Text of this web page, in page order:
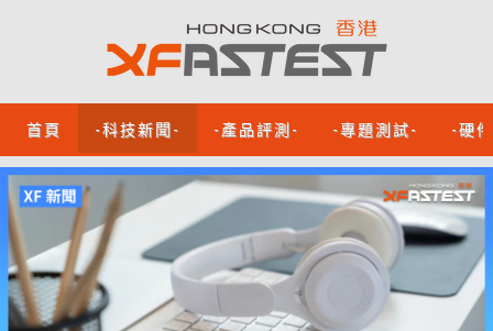
首頁 -科技新聞- -產品評測- -專題測試- -硬